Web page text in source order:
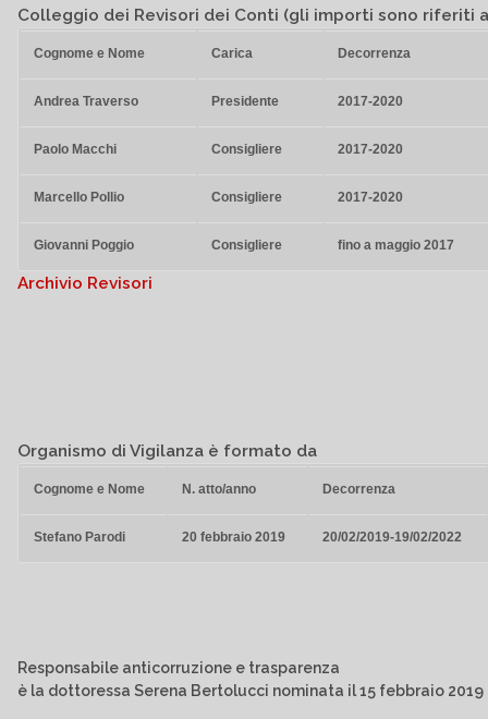
Colleggio dei Revisori dei Conti (gli importi sono riferiti
Cognome e Nome Carica Decorrenza
Andrea Traverso Presidente 2017-2020
Paolo Macchi Consigliere 2017-2020
Marcello Pollio Consigliere 2017-2020
Giovanni Poggio Consigliere fino a maggio 2017
Archivio Revisori
Organismo di Vigilanza è formato da
Cognome e Nome N. atto/anno Decorrenza
Stefano Parodi 20 febbraio 2019 20/02/2019-19/02/2022
Responsabile anticorruzione e trasparenza
è la dottoressa Serena Bertolucci nominata il 15 febbraio 2019